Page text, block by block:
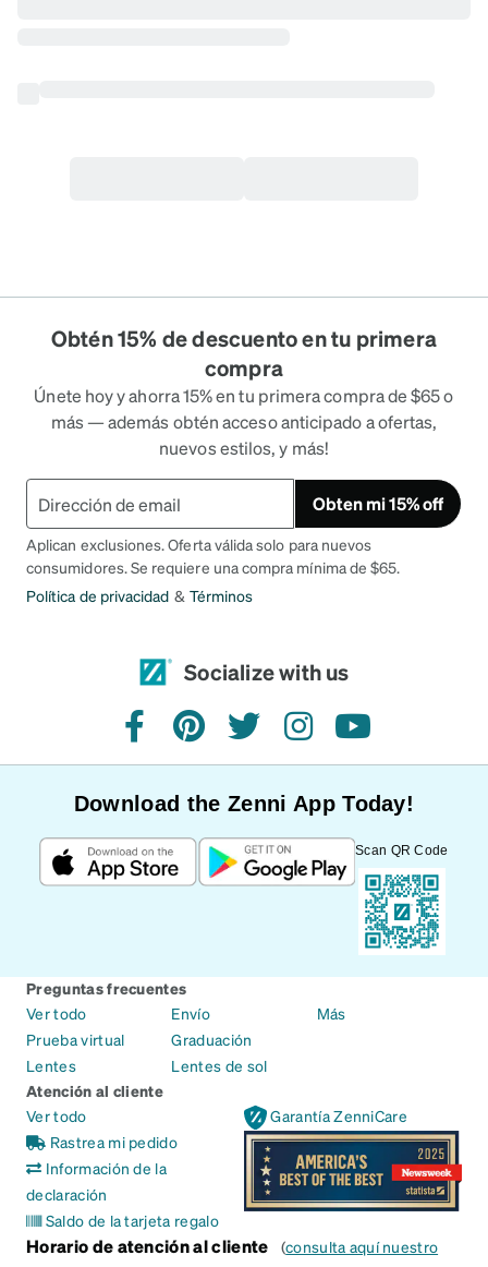
Obtén 15% de descuento en tu primera
compra
Únete hoy y ahorra 15% en tu primera compra de $65 o
más — además obtén acceso anticipado a ofertas,
nuevos estilos, y más!
Obten mi 15% off
Aplican exclusiones. Oferta válida solo para nuevos
consumidores. Se requiere una compra mínima de $65.
Política de privacidad & Términos
Socialize with us
facebookpinteresttwitterinstagramyoutube
Download the Zenni App Today!
Scan QR Code
Preguntas frecuentes
Ver todo
Prueba virtual
Lentes
Envío
Graduación
Lentes de sol
Más
Atención al cliente
Ver todo
Rastrea mi pedido
Información de la
declaración
Saldo de la tarjeta regalo
Garantía ZenniCare
Horario de atención al cliente (consulta aquí nuestro